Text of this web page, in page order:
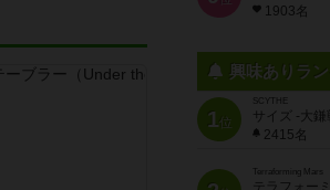
1903名
興味ありラ
1位
SCYTHE
サイズ -大鎌
2415名
Terraforming Mars
テラフォー